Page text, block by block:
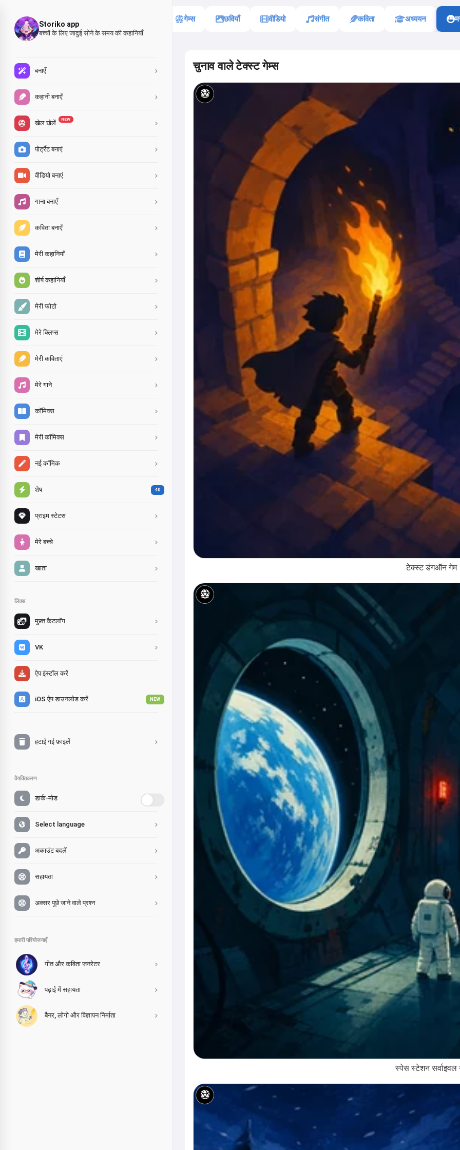
Storiko app
बच्चों के लिए जादुई सोने के समय की कहानियाँ
बनाएँ
कहानी बनाएँ
खेल खेलें NEW
पोर्ट्रेट बनाएं
वीडियो बनाएं
गाना बनाएँ
कविता बनाएँ
मेरी कहानियाँ
शीर्ष कहानियाँ
मेरी फोटो
मेरे क्लिप्स
मेरी कविताएं
मेरे गाने
कॉमिक्स
मेरी कॉमिक्स
नई कॉमिक
शेष 40
प्राइम स्टेटस
मेरे बच्चे
खाता
लिंक्स
मुफ़्त कैटलॉग
VK
ऐप इंस्टॉल करें
iOS ऐप डाउनलोड करें NEW
हटाई गई फ़ाइलें
वैयक्तिकरण
डार्क-मोड
Select language
अकाउंट बदलें
सहायता
अक्सर पूछे जाने वाले प्रश्न
हमारी परियोजनाएँ
गीत और कविता जनरेटर
पढ़ाई में सहायता
बैनर, लोगो और विज्ञापन निर्माता
गेम्स छवियाँ वीडियो संगीत कविता अध्ययन
चुनाव वाले टेक्स्ट गेम्स
टेक्स्ट डंगऑन गेम
स्पेस स्टेशन सर्वाइवल